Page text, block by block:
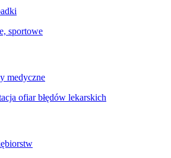
sportowe
medyczne
ofiar błędów lekarskich